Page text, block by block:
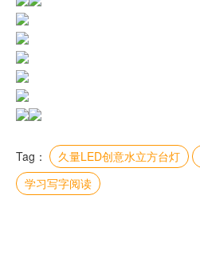
Tag： 久量LED创意水立方台灯
学习写字阅读